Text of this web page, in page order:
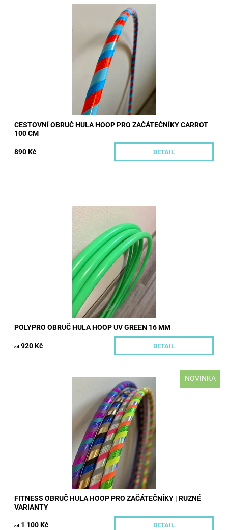
Tato obruč je skladem k odeslání. Obruč hula hoop pro
začátečníky o průměru trubky 20 mm, polepená dekorativní
páskou a protiskluzovými páskami,...
CESTOVNÍ OBRUČ HULA HOOP PRO ZAČÁTEČNÍKY CARROT
100 CM
890 Kč DETAIL
Polypro obruče pro Vás tvoříme na míru do 5 pracovních dnů
prosím na vystavení zálohové...
462/65
Hoopeto
POLYPRO OBRUČ HULA HOOP UV GREEN 16 MM
od 920 Kč DETAIL
NOVINKA
Tyto obruče nejsou skladem. Vyrobíme je pro vás cca do 5-7
pracovních dnů od přijetí platby. Fitness obruč hula hoop pro
Skladem
586/95
Hoopeto
FITNESS OBRUČ HULA HOOP PRO ZAČÁTEČNÍKY | RŮZNÉ
VARIANTY
od 1 100 Kč DETAIL